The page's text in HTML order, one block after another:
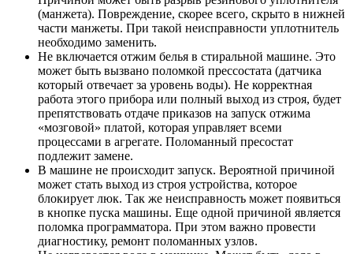
(манжета). Повреждение, скорее всего, скрыто в нижней
части манжеты. При такой неисправности уплотнитель
необходимо заменить.
Не включается отжим белья в стиральной машине. Это
может быть вызвано поломкой прессостата (датчика
который отвечает за уровень воды). Не корректная
работа этого прибора или полный выход из строя, будет
препятствовать отдаче приказов на запуск отжима
«мозговой» платой, которая управляет всеми
процессами в агрегате. Поломанный пресостат
подлежит замене.
В машине не происходит запуск. Вероятной причиной
может стать выход из строя устройства, которое
блокирует люк. Так же неисправность может появиться
в кнопке пуска машины. Еще одной причиной является
поломка программатора. При этом важно провести
диагностику, ремонт поломанных узлов.